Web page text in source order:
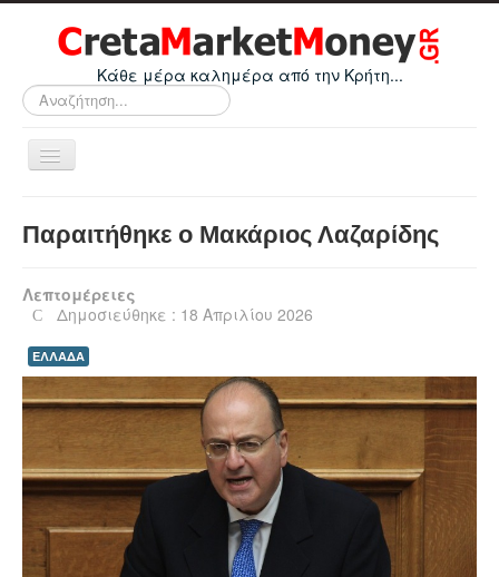
Κάθε μέρα καλημέρα από την Κρήτη...
Αναζήτηση...
Εναλλαγή
πλοήγησης
Οικονομικά
Κρήτη
Ελλάδα
Ε.Ε.
Κόσμος
Απόψεις
Τεχνολογία
Υγεία
Πολιτισμός
Παραιτήθηκε ο Μακάριος Λαζαρίδης
Λεπτομέρειες
Δημοσιεύθηκε : 18 Απριλίου 2026
ΕΛΛΑΔΑ